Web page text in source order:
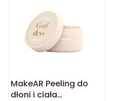
MakeAR Peeling do
dłoni i ciała